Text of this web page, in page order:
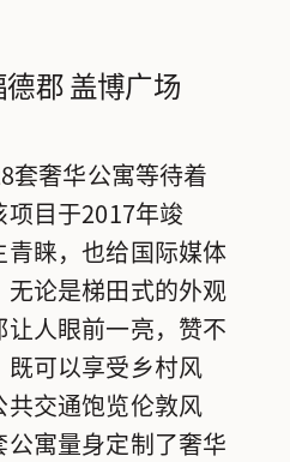
郡 盖博广场
套奢华公寓等待着
目于2017年竣
睐，也给国际媒体
论是梯田式的外观
人眼前一亮，赞不
可以享受乡村风
交通饱览伦敦风
寓量身定制了奢华